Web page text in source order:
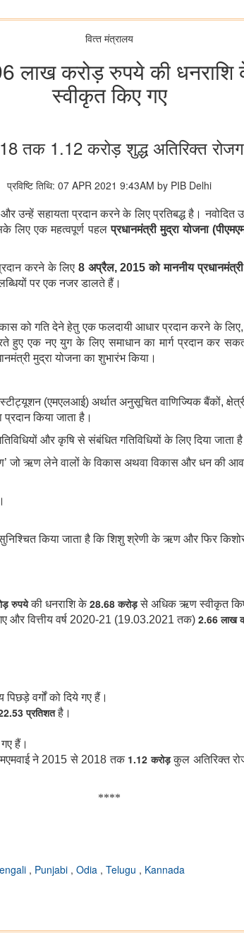
वित्‍त मंत्रालय
लाख करोड़ रुपये की
स्वीकृत किए गए
तक 1.12 करोड़ शुद्ध अतिरिक्त
प्रविष्टि तिथि: 07 APR 2021 9:43AM by PIB Delhi
उन्हें सहायता प्रदान करने के लिए प्रतिबद्ध है। नवोदित
लिए एक महत्वपूर्ण पहलप्रधानमंत्री मुद्रा योजना
करने के लिए 8 अप्रैल, 2015 को माननीय प्रधानमंत्री
पर एक नजर डालते हैं।
को गति देने हेतु एक फलदायी आधार प्रदान करने के
एक नए युग के लिए समाधान का मार्ग प्रदान कर
मुद्रा योजना का शुभारंभ किया।
(एमएलआई) अर्थात अनुसूचित वाणिज्यिक बैंकों,
प्रदान किया जाता है।
और कृषि से संबंधित गतिविधियों के लिए दिया जाता
जो ऋण लेने वालों के विकास अथवा विकास और धन की
किया जाता है कि शिशु श्रेणी के ऋण और फिर
रुपये की धनराशि के28.68करोड से अधिक ऋण स्वीकृत
औरवित्तीय वर्ष 2020-21 (19.03.2021 तक) 2.66लाख
पिछड़े वर्गों को दिय गए है ।
प्रतिशत है ।
हैं।
ने 2015 से 2018 तक 1.12करोड़ कुल अतिरिक्त
****
, Punjabi , Odia , Telugu , Kannada